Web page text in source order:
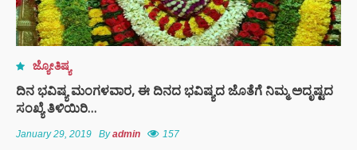
ಜ್ಯೋತಿಷ್ಯ
ದಿನ ಭವಿಷ್ಯ ಮಂಗಳವಾರ, ಈ ದಿನದ ಭವಿಷ್ಯದ ಜೊತೆಗೆ ನಿಮ್ಮ ಅದೃಷ್ಟದ
ಸಂಖ್ಯೆ ತಿಳಿಯಿರಿ…
January 29, 2019 Byadmin 157